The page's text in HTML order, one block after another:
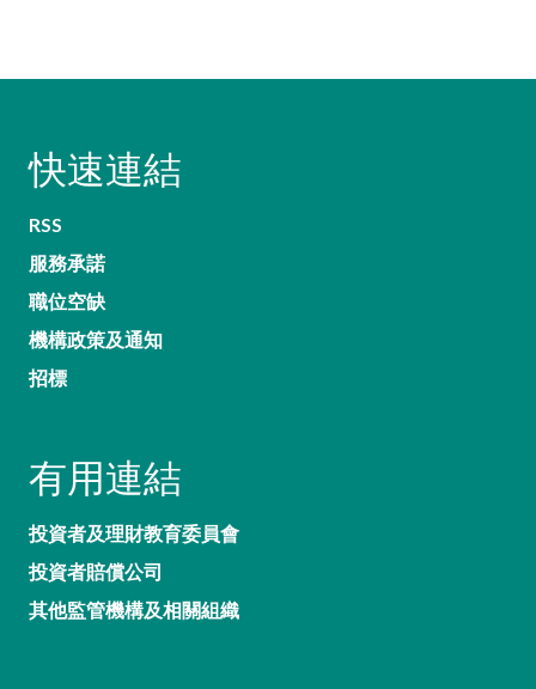
快速連結
RSS
服務承諾
職位空缺
機構政策及通知
招標
有用連結
投資者及理財教育委員會
投資者賠償公司
其他監管機構及相關組織